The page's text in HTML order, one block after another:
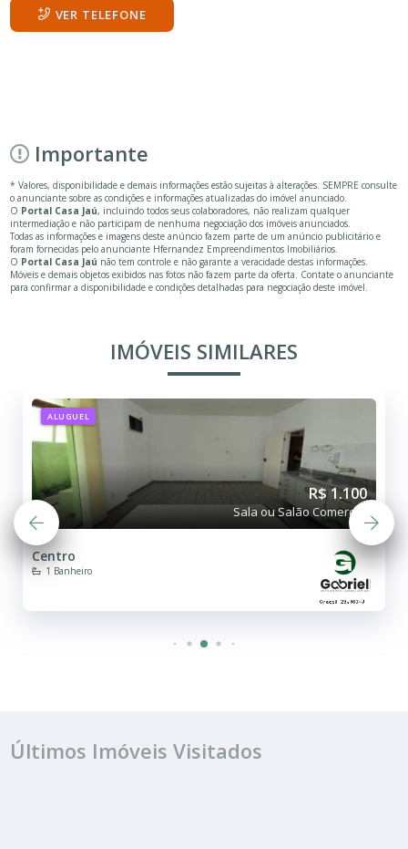
VER TELEFONE
Importante
* Valores, disponibilidade e demais informações estão sujeitas à alterações. SEMPRE consulte
o anunciante sobre as condições e informações atualizadas do imóvel anunciado.
O Portal Casa Jaú, incluindo todos seus colaboradores, não realizam qualquer
intermediação e não participam de nenhuma negociação dos imóveis anunciados.
Todas as informações e imagens deste anúncio fazem parte de um anúncio publicitário e
foram fornecidas pelo anunciante Hfernandez Empreendimentos Imobiliários.
O Portal Casa Jaú não tem controle e não garante a veracidade destas informações.
Móveis e demais objetos exibidos nas fotos não fazem parte da oferta. Contate o anunciante
para confirmar a disponibilidade e condições detalhadas para negociação deste imóvel.
IMÓVEIS SIMILARES
R$ 1.100
Sala ou Salão Comercial
ALUGUEL
Chácara Braz Miraglia
Últimos Imóveis Visitados